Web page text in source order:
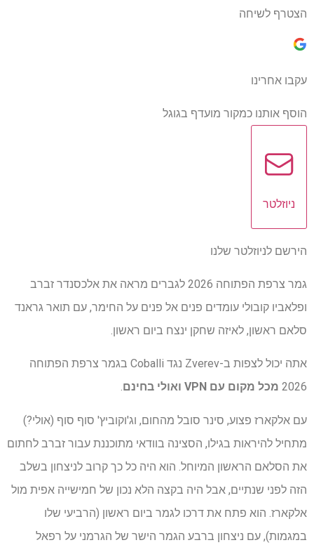
הצטרף לשיחה
עקבו אחרינו
הוסף אותנו כמקור מועדף בגוגל
ניוזלטר
הירשם לניוזלטר שלנו
גמר צרפת הפתוחה 2026 לגברים מראה את אלכסנדר זברב
ופלאביו קובולי עומדים פנים אל פנים על החימר, עם תואר גראנד
סלאם ראשון, לאיזה שחקן ינצח ביום ראשון.
אתה יכול לצפות ב-Zverev נגד Coballi בגמר צרפת הפתוחה
2026 מכל מקום עם VPN ואולי בחינם.
עם אלקארז פצוע, סינר סובל מהחום, וג'וקוביץ' סוף סוף (אולי?)
מתחיל להיראות בגילו, הסצינה בוודאי מתוכננת עבור זברב לחתום
את הסלאם הראשון המיוחל. הוא היה כל כך קרוב לניצחון בשלב
הזה לפני שנתיים, אבל היה בקצה הלא נכון של חמישייה אפית מול
אלקארז. הוא פתח את דרכו לגמר ביום ראשון (הרביעי שלו
במגמות), עם ניצחון ברבע הגמר הישר של הגרמני על רפאל